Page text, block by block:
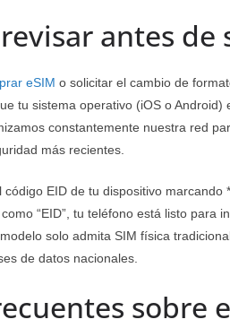
antes de
eSIM o solicitar el cambio de
tu sistema operativo (iOS o Android)
constantemente nuestra red
más recientes.
EID de tu dispositivo
“EID”, tu teléfono está listo para
solo admita SIM física
de datos nacionales.
sobre